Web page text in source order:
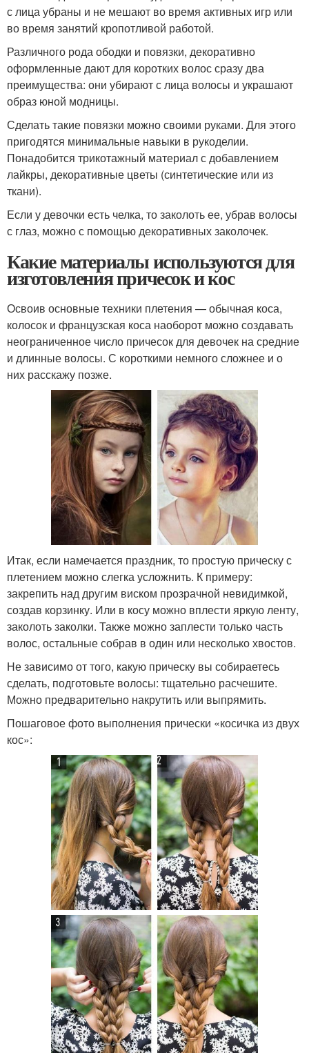
с лица убраны и не мешают во время активных игр или
во время занятий кропотливой работой.
Различного рода ободки и повязки, декоративно
оформленные дают для коротких волос сразу два
преимущества: они убирают с лица волосы и украшают
образ юной модницы.
Сделать такие повязки можно своими руками. Для этого
пригодятся минимальные навыки в рукоделии.
Понадобится трикотажный материал с добавлением
лайкры, декоративные цветы (синтетические или из
ткани).
Если у девочки есть челка, то заколоть ее, убрав волосы
с глаз, можно с помощью декоративных заколочек.
Какие материалы используются для
изготовления причесок и кос
Освоив основные техники плетения — обычная коса,
колосок и французская коса наоборот можно создавать
неограниченное число причесок для девочек на средние
и длинные волосы. С короткими немного сложнее и о
них расскажу позже.
Итак, если намечается праздник, то простую прическу с
плетением можно слегка усложнить. К примеру:
закрепить над другим виском прозрачной невидимкой,
создав корзинку. Или в косу можно вплести яркую ленту,
заколоть заколки. Также можно заплести только часть
волос, остальные собрав в один или несколько хвостов.
Не зависимо от того, какую прическу вы собираетесь
сделать, подготовьте волосы: тщательно расчешите.
Можно предварительно накрутить или выпрямить.
Пошаговое фото выполнения прически «косичка из двух
кос»: